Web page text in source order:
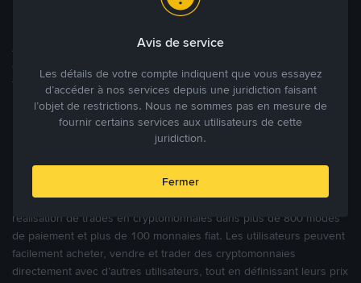
À l’encontre des nombreuses autres plateformes P2P qui ciblent
trading véritablement internationale grâce à plus de 70 monnaies
locales.
Bénéficiant de la confiance de millions d’utilisateurs dans le
monde, Binance P2P fournit une plateforme sécurisée pour la
réalisation de trades en cryptomonnaies dans plus de 800 modes
de paiement et plus de 100 monnaies fiat. Les utilisateurs peuvent
facilement acheter, vendre et trader des cryptomonnaies
directement avec d’autres utilisateurs, tout en définissant leurs prix
Avis de service
Les détails de votre compte indiquent que vous essayez
d’accéder à nos services depuis une juridiction faisant
l’objet de restrictions. Nous ne sommes pas en mesure de
fournir certains services aux utilisateurs de cette
juridiction.
Fermer